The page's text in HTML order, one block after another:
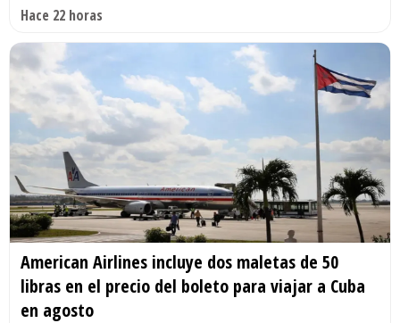
Hace 22 horas
American Airlines incluye dos maletas de 50
libras en el precio del boleto para viajar a Cuba
en agosto